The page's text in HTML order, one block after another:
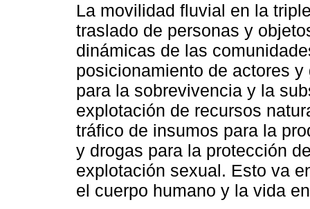
La movilidad fluvial en la
traslado de personas y
dinámicas de las
posicionamiento de actores
para la sobrevivencia y la
explotación de recursos
tráfico de insumos para la
y drogas para la protección
explotación sexual. Esto va
el cuerpo humano y la vida